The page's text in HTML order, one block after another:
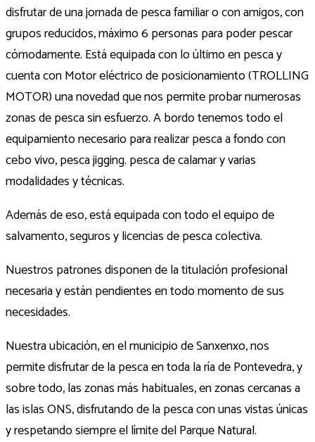
disfrutar de una jornada de pesca familiar o con amigos, con
grupos reducidos, máximo 6 personas para poder pescar
cómodamente. Está equipada con lo último en pesca y
cuenta con Motor eléctrico de posicionamiento (TROLLING
MOTOR) una novedad que nos permite probar numerosas
zonas de pesca sin esfuerzo. A bordo tenemos todo el
equipamiento necesario para realizar pesca a fondo con
cebo vivo, pesca jigging. pesca de calamar y varias
modalidades y técnicas.
Además de eso, está equipada con todo el equipo de
salvamento, seguros y licencias de pesca colectiva.
Nuestros patrones disponen de la titulación profesional
necesaria y están pendientes en todo momento de sus
necesidades.
Nuestra ubicación, en el municipio de Sanxenxo, nos
permite disfrutar de la pesca en toda la ría de Pontevedra, y
sobre todo, las zonas más habituales, en zonas cercanas a
las islas ONS, disfrutando de la pesca con unas vistas únicas
y respetando siempre el límite del Parque Natural.